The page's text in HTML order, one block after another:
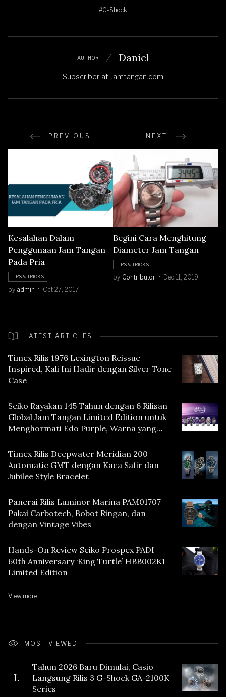
#G-Shock
AUTHOR Daniel
Subscriber at Jamtangan.com
PREVIOUS NEXT
Kesalahan Dalam
Penggunaan Jam Tangan
Pada Pria
TIPS & TRICKS
by admin Oct 27, 2017
Begini Cara Menghitung
Diameter Jam Tangan
TIPS & TRICKS
by Contributor Dec 11, 2019
LATEST ARTICLES
Timex Rilis 1976 Lexington Reissue
Inspired, Kali Ini Hadir dengan Silver Tone
Case
Seiko Rayakan 145 Tahun dengan 6 Rilisan
Global Jam Tangan Limited Edition untuk
Menghormati Edo Purple, Warna yang
Mencerminkan Warisan Tokyo
Timex Rilis Deepwater Meridian 200
Automatic GMT dengan Kaca Safir dan
Jubilee Style Bracelet
Panerai Rilis Luminor Marina PAM01707
Pakai Carbotech, Bobot Ringan, dan
dengan Vintage Vibes
Hands-On Review Seiko Prospex PADI
60th Anniversary ‘King Turtle’ HBB002K1
Limited Edition
View more
MOST VIEWED
I.
Tahun 2026 Baru Dimulai, Casio
Langsung Rilis 3 G-Shock GA-2100K
Series